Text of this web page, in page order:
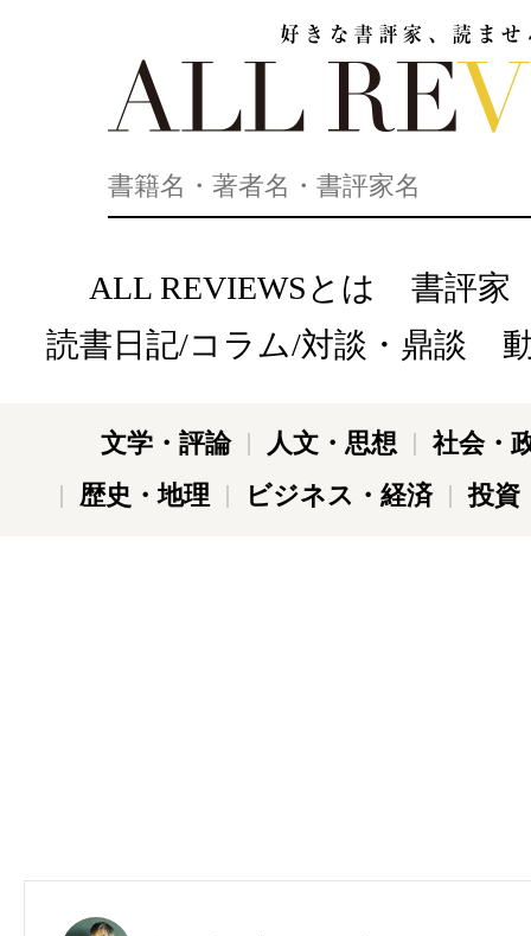
ALL REVIEWSとは
書評家
読書日記/コラム/対談・鼎談
文学・評論 人文・思想
社会・
歴史・地理
ビジネス・経済 投資